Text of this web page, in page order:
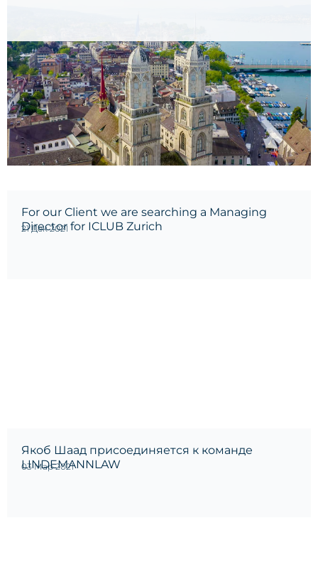
For our Client we are searching a Managing
Director for ICLUB Zurich
21 Дек 2021
Якоб Шаад присоединяется к команде
LINDEMANNLAW
03 Мар 2021